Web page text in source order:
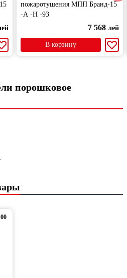
пожаротушения МПП Бранд-15
-А -Н -93
7 568 лей
В корзину
порошковое